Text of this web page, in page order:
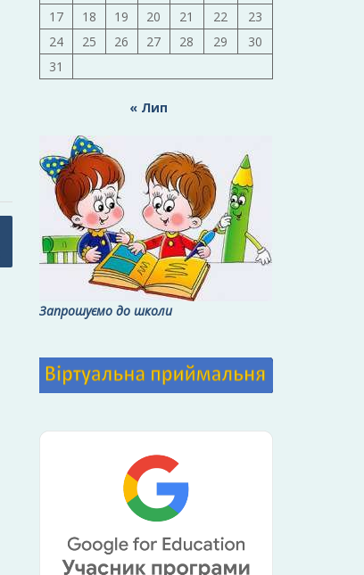
17
18 19 20 21 22
23
24
25 26 27 28 29
30
31
« Лип
Запрошуємо до школи